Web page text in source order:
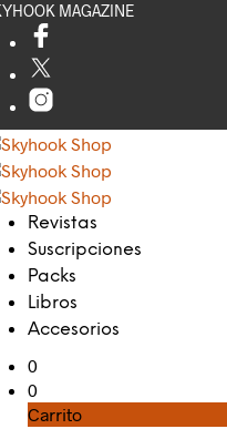
MAGAZINE
Revistas
Suscripciones
Packs
Libros
Accesorios
0
0
Carrito